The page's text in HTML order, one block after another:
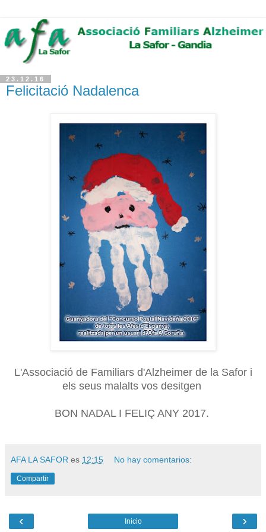
23.12.16
Felicitació Nadalenca
L'Associació de Familiars d'Alzheimer de la Safor i
els seus malalts vos desitgen
BON NADAL I FELIÇ ANY 2017.
AFA LA SAFOR es 12:15 No hay comentarios:
Compartir
‹ ›
Inicio